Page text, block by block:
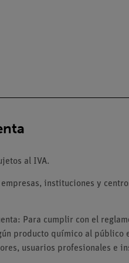
al IVA.
instituciones y
Para cumplir con el
producto químico al público
usuarios profesionales e